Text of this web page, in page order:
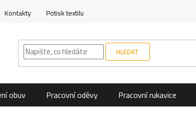
Kontakty Potisk textilu
HLEDAT
obuv Pracovní oděvy Pracovní rukavice